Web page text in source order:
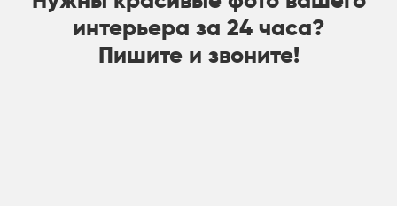
интерьера за 24 часа?
Пишите и звоните!